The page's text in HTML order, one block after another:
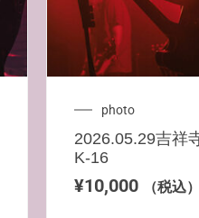
photo
2026.05.29吉祥
K-16
¥10,000 （税込